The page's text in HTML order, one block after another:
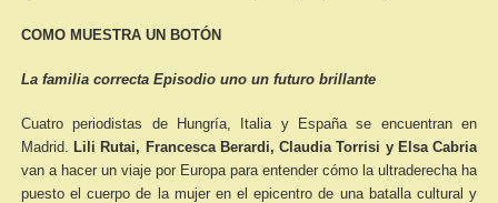
COMO MUESTRA UN BOTÓN
La familia correcta Episodio uno un futuro brillante
Cuatro periodistas de Hungría, Italia y España se encuentran en
Madrid.
Lili Rutai, Francesca Berardi, Claudia Torrisi y Elsa Cabria
van a hacer un viaje por Europa para entender cómo la ultraderecha ha
puesto el cuerpo de la mujer en el epicentro de una batalla cultural y